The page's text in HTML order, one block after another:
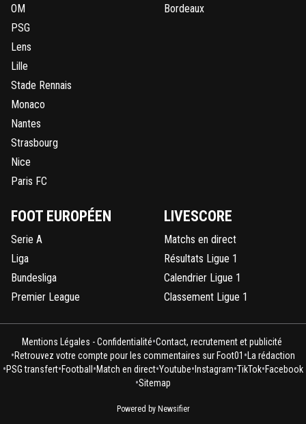
OM
PSG
Lens
Lille
Stade Rennais
Monaco
Nantes
Strasbourg
Nice
Paris FC
Bordeaux
FOOT EUROPÉEN
Serie A
Liga
Bundesliga
Premier League
LIVESCORE
Matchs en direct
Résultats Ligue 1
Calendrier Ligue 1
Classement Ligue 1
Mentions Légales - Confidentialité•Contact, recrutement et publicité
•Retrouvez votre compte pour les commentaires sur Foot01 • La rédaction
•PSG transfert•Football •Match en direct•Youtube• Instagram•TikTok•Facebook
•Sitemap
Powered by Newsifier